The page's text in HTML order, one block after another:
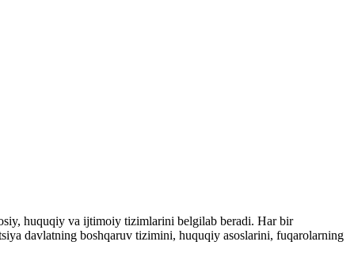
huquqiy va ijtimoiy tizimlarini belgilab beradi. Har bir
davlatning boshqaruv tizimini, huquqiy asoslarini, fuqarolarning